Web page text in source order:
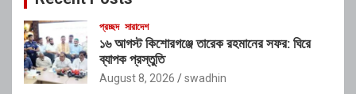
প্রচ্ছদ সারাদেশ
১৬ আগস্ট কিশোরগঞ্জে তারেক রহমানের সফর: ঘিরে
ব্যাপক প্রস্তুতি
August 8, 2026 swadhin